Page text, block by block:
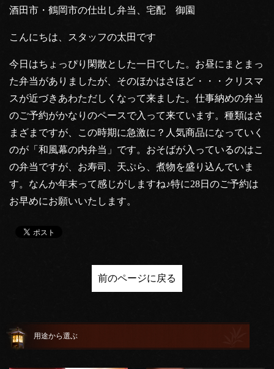
酒田市・鶴岡市の仕出し弁当、宅配 御園
こんにちは、スタッフの太田です
今日はちょっぴり閑散とした一日でした。お昼にまとまっ
た弁当がありましたが、そのほかはさほど・・・クリスマ
スが近づきあわただしくなって来ました。仕事納めの弁当
のご予約がかなりのペースで入って来ています。種類はさ
まざまですが、この時期に急激に？人気商品になっていく
のが「和風幕の内弁当」です。おそばが入っているのはこ
の弁当ですが、お寿司、天ぷら、煮物を盛り込んでいま
す。なんか年末って感じがしますね♪特に28日のご予約は
お早めにお願いいたします。
前のページに戻る
用途から選ぶ